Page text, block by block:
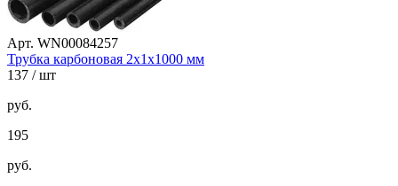
Арт. WN00084257
Трубка карбоновая 2х1х1000 мм
137 / шт
руб.
195
руб.